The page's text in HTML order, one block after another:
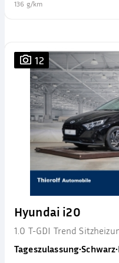
136 g/km
12
Hyundai i20
1.0 T-GDI Trend
Tageszulassung•Schwarz•